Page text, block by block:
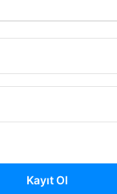
Kayıt Ol